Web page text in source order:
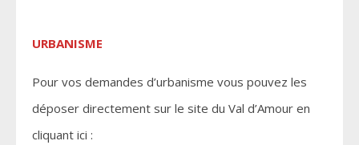
URBANISME
Pour vos demandes d’urbanisme vous pouvez les
déposer directement sur le site du Val d’Amour en
cliquant ici :